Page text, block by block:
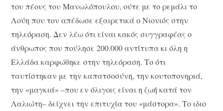
του πέους του Μανωλόπουλου, ούτε με το ρεμάλι το
Λούη που τον απέδωσε εξαιρετικά ο Νιονιός στην
τηλεόραση. Δεν λέω ότι είναι κακός συγγραφέας ο
άνθρωπος που πούλησε 200.000 αντίτυπα κι όλη η
Ελλάδα καρφώθηκε στην τηλεόραση. Το ότι
ταυτίστηκαν με την καπατσοσύνη, την κουτοπονηριά,
την «μαγκιά» –που εν όλιγοις είναι η ζωή κατά τον
Λαλιώτη– δείχνει την επιτυχία του «μάστορα». Το ιδιο